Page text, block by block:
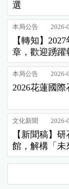
選
本局公告 2026-
【轉知】
章，歡迎踴躍
本局公告 2026-
2026花蓮國
文化新聞 2026-
【新聞稿】
館，解構「未